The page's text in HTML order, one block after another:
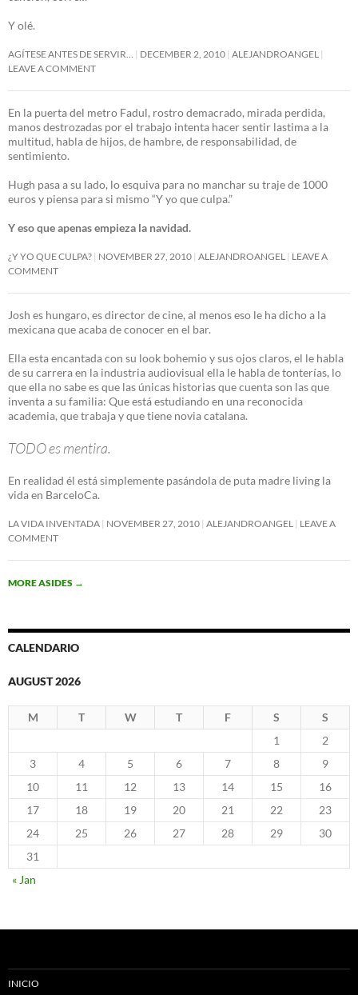
Y olé.
AGÍTESE ANTES DE SERVIR… DECEMBER 2, 2010 ALEJANDROANGEL
LEAVE A COMMENT
En la puerta del metro Fadul, rostro demacrado, mirada perdida,
manos destrozadas por el trabajo intenta hacer sentir lastima a la
multitud, habla de hijos, de hambre, de responsabilidad, de
sentimiento.
Hugh pasa a su lado, lo esquiva para no manchar su traje de 1000
euros y piensa para si mismo “Y yo que culpa.”
Y eso que apenas empieza la navidad.
¿Y YO QUE CULPA? NOVEMBER 27, 2010 ALEJANDROANGEL
LEAVE A
COMMENT
Josh es hungaro, es director de cine, al menos eso le ha dicho a la
mexicana que acaba de conocer en el bar.
Ella esta encantada con su look bohemio y sus ojos claros, el le habla
de su carrera en la industria audiovisual ella le habla de tonterías, lo
que ella no sabe es que las únicas historias que cuenta son las que
inventa a su familia: Que está estudiando en una reconocida
academia, que trabaja y que tiene novia catalana.
TODO es mentira.
En realidad él está simplemente pasándola de puta madre living la
vida en BarceloCa.
LA VIDA INVENTADA NOVEMBER 27, 2010 ALEJANDROANGEL
LEAVE A
COMMENT
MORE ASIDES →
CALENDARIO
AUGUST 2026
M T W T F S
S
1
2
3
4 5 6 7 8
9
10
11 12 13 14 15
16
17
18 19 20 21 22
23
24
25 26 27 28 29
30
31
« Jan
INICIO